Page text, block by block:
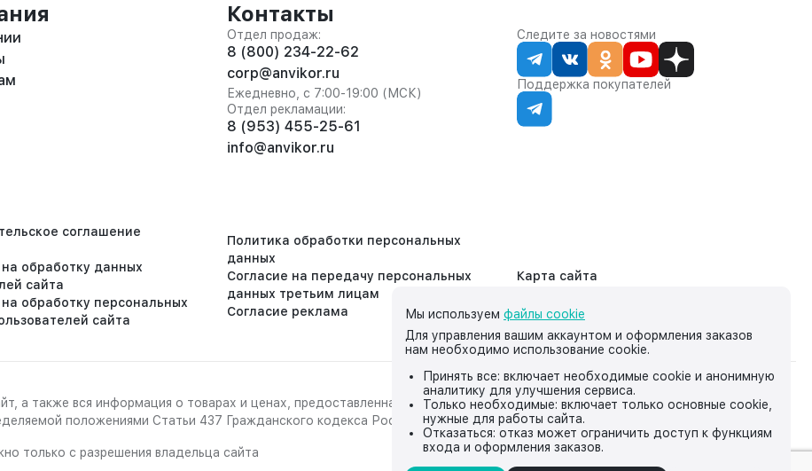
Контакты
Отдел продаж:
8 (800) 234-22-62
corp@anvikor.ru
Ежедневно, с 7:00-19:00 (МСК)
Отдел рекламации:
8 (953) 455-25-61
info@anvikor.ru
Следите за новостями
Поддержка покупателей
соглашение
обработку данных
сайта
обработку персональных
сайта
Политика обработки персональных
данных
Согласие на передачу персональных
данных третьим лицам
Согласие реклама
Карта сайта
а также вся информация о товарах и ценах, предоставленная на нём, носит исключительно информационный характер и ни
положениями Статьи 437 Гражданского кодекса Российской Федерации.
только с разрешения владельца сайта
Мы используем файлы cookie
Для управления вашим аккаунтом и оформления заказов
нам необходимо использование cookie.
Принять все: включает необходимые cookie и анонимную
аналитику для улучшения сервиса.
Только необходимые: включает только основные cookie,
нужные для работы сайта.
Отказаться: отказ может ограничить доступ к функциям
входа и оформления заказов.